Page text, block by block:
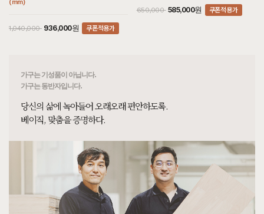
7월 31일 경기 구리 장**고객님 설치후기입니다
[[하모니] A형 책상/테이블]
7월 31일 서울 강남 김**고객님 설치후기입니다
7월 31일 서울 강남 이**고객님 설치후기입니다
7월 31일 서울 강남 이**고객님 설치후기입니다
[[헤리티지월넛] G형 콘솔]
7월 30일 서울 영등포 류**고객님 주문제작 설치후기입니다
[[하모니] A형 선반장]
7월 30일 서울 동대문 김**고객님 설치후기입니다
(mm)
1,040,000 936,000원 쿠폰적용가
650,000 585,000원 쿠폰적용가
가구는 기성품이 아닙니다.
가구는 동반자입니다.
당신의 삶에 녹아들어 오래오래 편안하도록.
베이직, 맞춤을 증명하다.